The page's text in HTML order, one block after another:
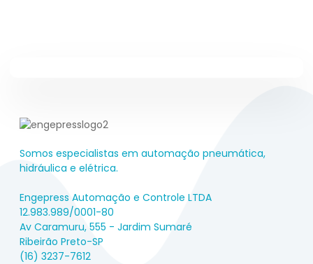
Somos especialistas em automação pneumática,
hidráulica e elétrica.
Engepress Automação e Controle LTDA
12.983.989/0001-80
Av Caramuru, 555 - Jardim Sumaré
Ribeirão Preto-SP
(16) 3237-7612